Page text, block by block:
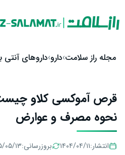
مجله راز سلامت دارو داروهای آنتی
قرص آموکسی کلاو
نحوه مصرف و عوارض
انتشار:۱۴۰۴/۰۴/۱۱ بروزرسانی:۱۴۰۵/